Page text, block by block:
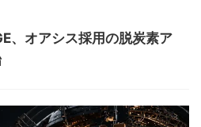
、オアシス採用の脱炭素ア